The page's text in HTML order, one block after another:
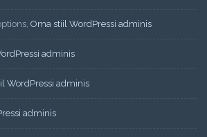
, Oma stiil WordPressi adminis
adminis
WordPressi adminis
adminis